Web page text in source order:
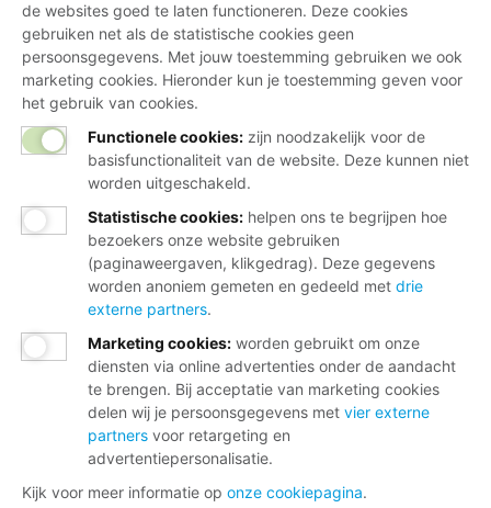
de websites goed te laten functioneren. Deze cookies
gebruiken net als de statistische cookies geen
persoonsgegevens. Met jouw toestemming gebruiken we ook
marketing cookies. Hieronder kun je toestemming geven voor
het gebruik van cookies.
Functionele cookies: zijn noodzakelijk voor de
basisfunctionaliteit van de website. Deze kunnen niet
worden uitgeschakeld.
Statistische cookies: helpen ons te begrijpen hoe
bezoekers onze website gebruiken
(paginaweergaven, klikgedrag). Deze gegevens
worden anoniem gemeten en gedeeld met drie
externe partners.
Marketing cookies: worden gebruikt om onze
diensten via online advertenties onder de aandacht
te brengen. Bij acceptatie van marketing cookies
delen wij je persoonsgegevens met vier externe
partners voor retargeting en
advertentiepersonalisatie.
Kijk voor meer informatie op onze cookiepagina.